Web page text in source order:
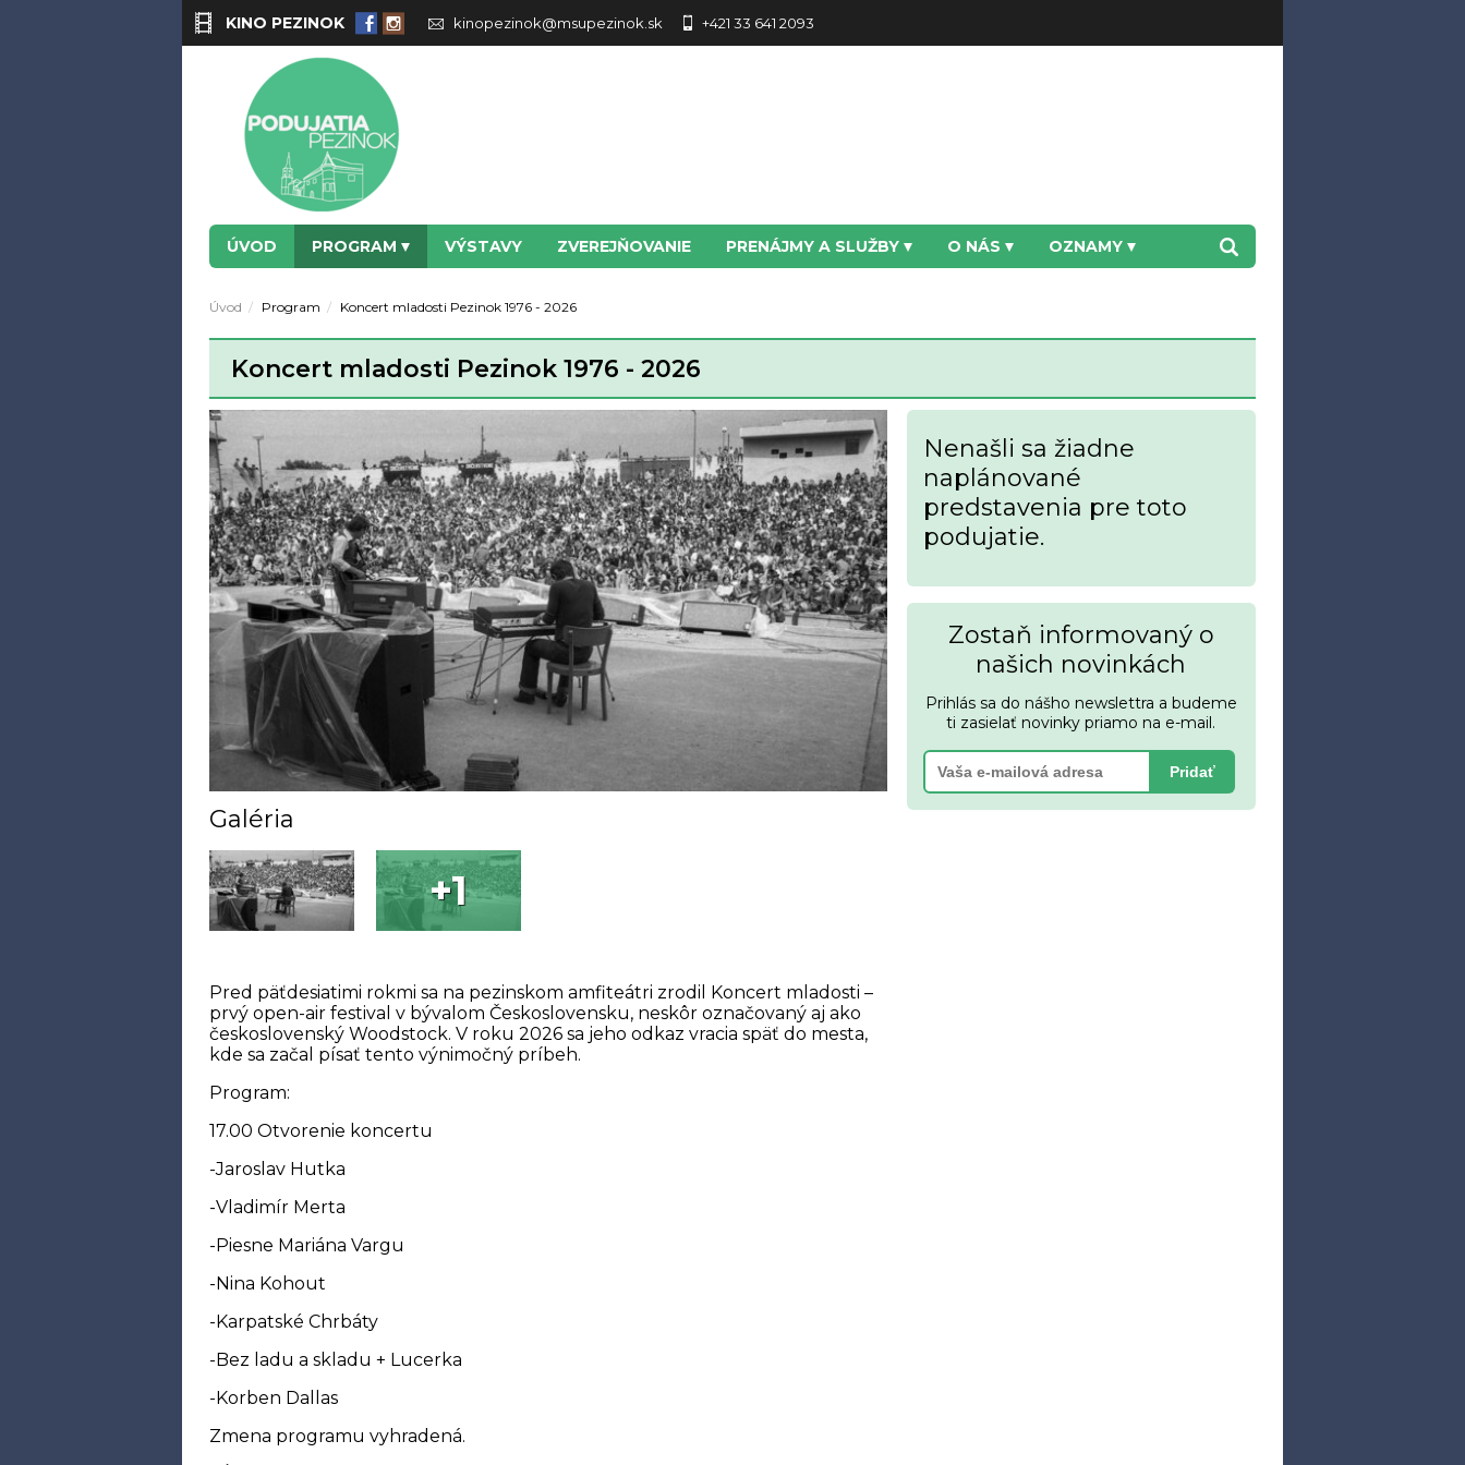
KINO PEZINOK kinopezinok@msupezinok.sk +421 33 641 2093
ÚVOD PROGRAM VÝSTAVY ZVEREJŇOVANIE PRENÁJMY A SLUŽBY O NÁS OZNAMY
Úvod Program Koncert mladosti Pezinok 1976 - 2026
Koncert mladosti Pezinok 1976 - 2026
Galéria
+1
Pred päťdesiatimi rokmi sa na pezinskom amfiteátri zrodil Koncert mladosti –
prvý open-air festival v bývalom Československu, neskôr označovaný aj ako
československý Woodstock. V roku 2026 sa jeho odkaz vracia späť do mesta,
kde sa začal písať tento výnimočný príbeh.
Program:
17.00 Otvorenie koncertu
-Jaroslav Hutka
-Vladimír Merta
-Piesne Mariána Vargu
-Nina Kohout
-Karpatské Chrbáty
-Bez ladu a skladu + Lucerka
-Korben Dallas
Zmena programu vyhradená.
Nenašli sa žiadne
naplánované
predstavenia pre toto
podujatie.
Zostaň informovaný o
našich novinkách
Prihlás sa do nášho newslettra a budeme
ti zasielať novinky priamo na e-mail.
Pridať